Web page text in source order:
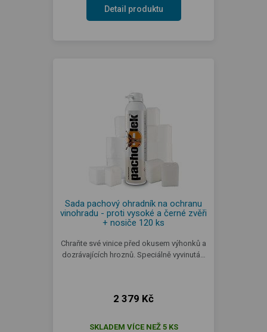
Detail produktu
Sada pachový ohradník na ochranu
vinohradu - proti vysoké a černé zvěři
+ nosiče 120 ks
Chraňte své vinice před okusem výhonků a
dozrávajících hroznů. Speciálně vyvinutá…
2 379 Kč
SKLADEM VÍCE NEŽ 5 KS